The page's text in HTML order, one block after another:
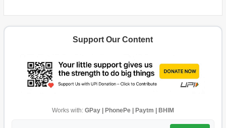
Support Our Content
Works with: GPay | PhonePe | Paytm | BHIM